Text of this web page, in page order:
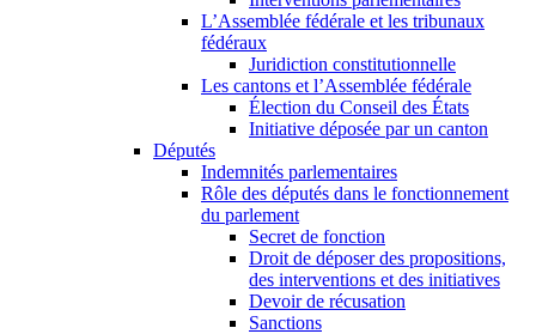
L’Assemblée fédérale et les tribunaux
fédéraux
Juridiction constitutionnelle
Les cantons et l’Assemblée fédérale
Élection du Conseil des États
Initiative déposée par un canton
Députés
Indemnités parlementaires
Rôle des députés dans le fonctionnement
du parlement
Secret de fonction
Droit de déposer des propositions,
des interventions et des initiatives
Devoir de récusation
Sanctions